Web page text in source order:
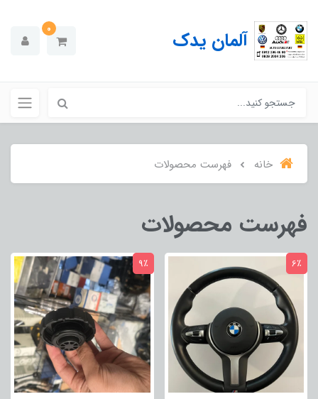
آلمان یدک 0
خانه فهرست محصولات
فهرست محصولات
6٪ 9٪